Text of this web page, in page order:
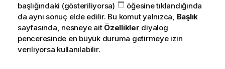
başlığındaki (gösteriliyorsa)
öğesine tıklandığında
da aynı sonuç elde edilir. Bu komut yalnızca, Başlık
sayfasında, nesneye ait Özellikler diyalog
penceresinde en büyük duruma getirmeye izin
veriliyorsa kullanılabilir.